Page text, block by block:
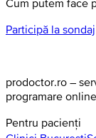
Participă la sondaj
prodoctor.ro –
programare online
Pentru pacienți